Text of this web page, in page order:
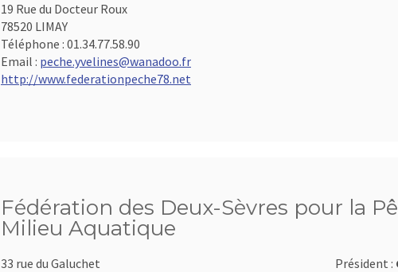
19 Rue du Docteur Roux
78520 LIMAY
Téléphone : 01.34.77.58.90
Email : peche.yvelines@wanadoo.fr
http://www.federationpeche78.net
Fédération des Deux-Sèvres pour la
Milieu Aquatique
33 rue du Galuchet
Président :